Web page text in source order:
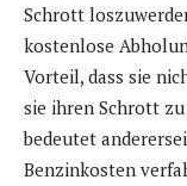
Schrott
kostenlose
Vorteil, dass sie
sie ihren Schrott
bedeutet
Benzinkosten